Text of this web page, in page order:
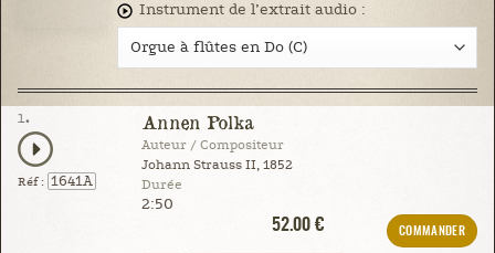
Instrument de l’extrait audio :
1.
Réf : 1641A
Annen Polka
Auteur / Compositeur
Johann Strauss II, 1852
Durée
2:50
52.00 €
COMMANDER